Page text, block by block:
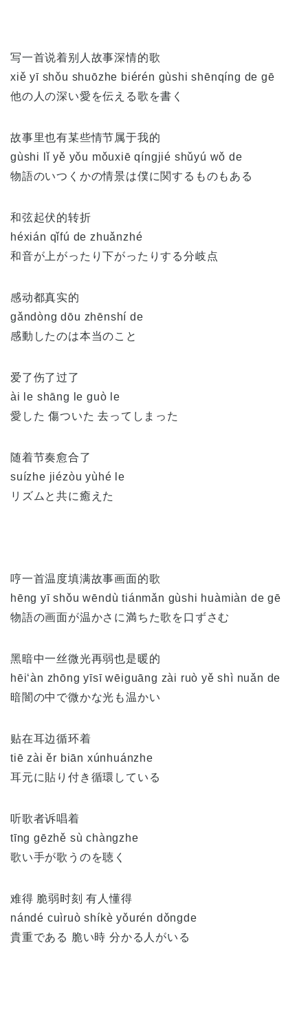
写一首说着别人故事深情的歌
xiě yī shǒu shuōzhe biérén gùshi shēnqíng de gē
他の人の深い愛を伝える歌を書く
故事里也有某些情节属于我的
gùshi lǐ yě yǒu mǒuxiē qíngjié shǔyú wǒ de
物語のいつくかの情景は僕に関するものもある
和弦起伏的转折
héxián qǐfú de zhuǎnzhé
和音が上がったり下がったりする分岐点
感动都真实的
gǎndòng dōu zhēnshí de
感動したのは本当のこと
爱了伤了过了
ài le shāng le guò le
愛した 傷ついた 去ってしまった
随着节奏愈合了
suízhe jiézòu yùhé le
リズムと共に癒えた
哼一首温度填满故事画面的歌
hēng yī shǒu wēndù tiánmǎn gùshi huàmiàn de gē
物語の画面が温かさに満ちた歌を口ずさむ
黑暗中一丝微光再弱也是暖的
hēi‘àn zhōng yīsī wēiguāng zài ruò yě shì nuǎn de
暗闇の中で微かな光も温かい
贴在耳边循环着
tiē zài ěr biān xúnhuánzhe
耳元に貼り付き循環している
听歌者诉唱着
tīng gēzhě sù chàngzhe
歌い手が歌うのを聴く
难得 脆弱时刻 有人懂得
nándé cuìruò shíkè yǒurén dǒngde
貴重である 脆い時 分かる人がいる